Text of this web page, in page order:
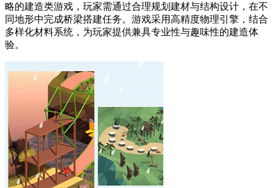
略的建造类游戏，玩家需通过合理规划建材与结构设计，在不
同地形中完成桥梁搭建任务。游戏采用高精度物理引擎，结合
多样化材料系统，为玩家提供兼具专业性与趣味性的建造体
验。